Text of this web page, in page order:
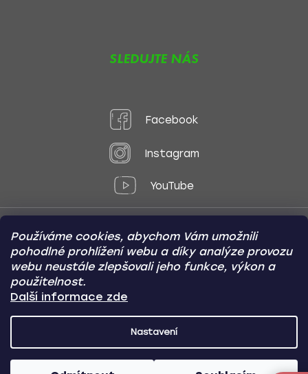
Používáme cookies, abychom Vám umožnili
pohodlné prohlížení webu a díky analýze provozu
webu neustále zlepšovali jeho funkce, výkon a
použitelnost.
Další informace zde
Nastavení
SLEDUJTE NÁS
Facebook
Instagram
YouTube
Způsoby platby:
Online
Převod
Dobírka
Copyright (c) 2012 -2026 CARVIN AUTODOPLŇKY- Všechna